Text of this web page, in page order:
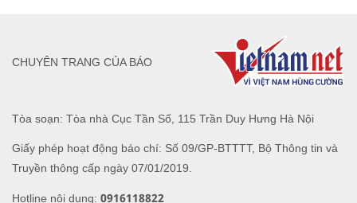
Tòa soạn: Tòa nhà Cục Tần Số, 115 Trần Duy Hưng Hà Nội
Giấy phép hoạt động báo chí: Số 09/GP-BTTTT, Bộ Thông tin và
Truyền thông cấp ngày 07/01/2019.
Hotline nội dung: 0916118822
CHUYÊN TRANG CỦA BÁO